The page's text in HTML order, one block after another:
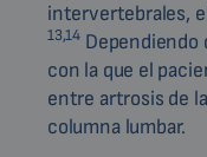
intervertebrales,
13,14 Dependiendo
con la que el
entre artrosis de
columna lumbar.